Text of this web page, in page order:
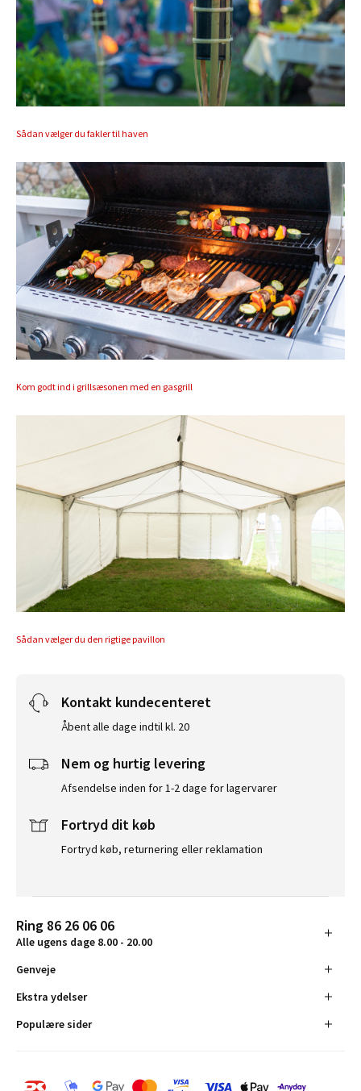
Sådan vælger du fakler til haven
Kom godt ind i grillsæsonen med en gasgrill
Sådan vælger du den rigtige pavillon
Kontakt kundecenteret
Åbent alle dage indtil kl. 20
Nem og hurtig levering
Afsendelse inden for 1-2 dage for lagervarer
Fortryd dit køb
Fortryd køb, returnering eller reklamation
Ring 86 26 06 06
Alle ugens dage 8.00 - 20.00
Genveje
Ekstra ydelser
Populære sider